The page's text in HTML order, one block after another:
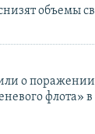
объемы
о поражении
флота»